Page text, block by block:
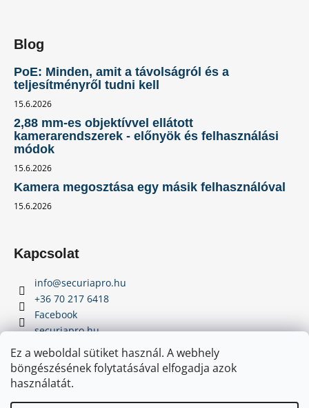
Ez a weboldal sütiket használ. A webhely
böngészésének folytatásával elfogadja azok
használatát.
Blog
PoE: Minden, amit a távolságról és a
teljesítményről tudni kell
15.6.2026
2,88 mm-es objektívvel ellátott
kamerarendszerek - előnyök és felhasználási
módok
15.6.2026
Kamera megosztása egy másik felhasználóval
15.6.2026
Kapcsolat
info@securiapro.hu
+36 70 217 6418
Facebook
securiapro.hu
Youtube